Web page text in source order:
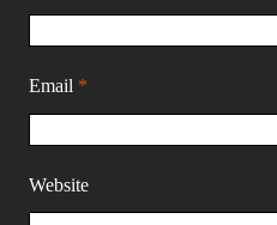
Email *
Website